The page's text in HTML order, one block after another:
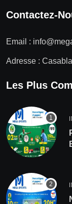
Contactez-
Email :
Adresse :
Les Plus